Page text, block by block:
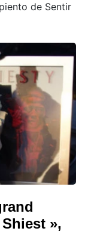
de Sentir
»,